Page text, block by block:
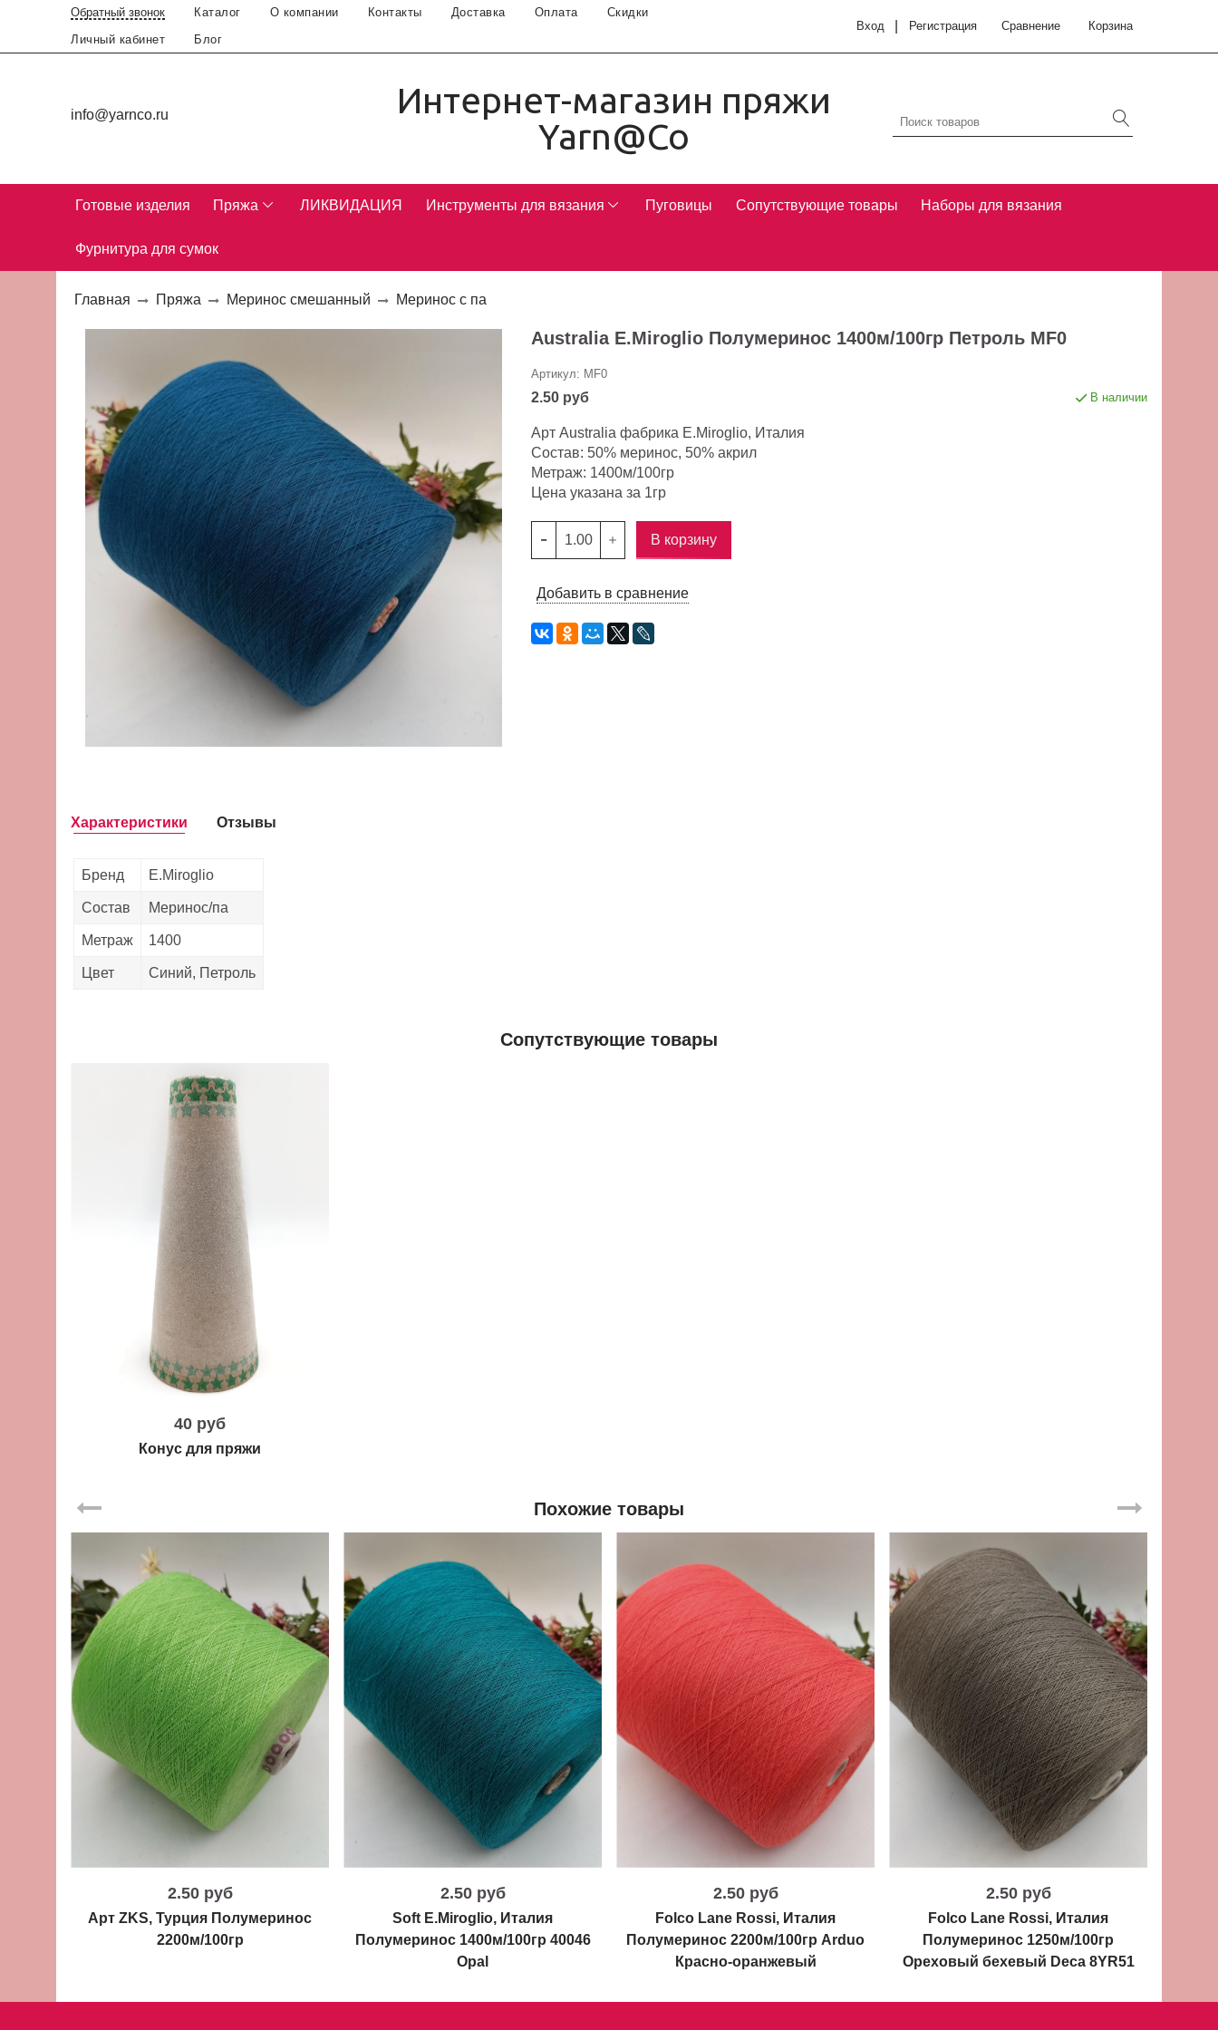
Обратный звонок Каталог О компании Контакты Доставка Оплата Скидки
Личный кабинет Блог
Вход Регистрация Сравнение Корзина
info@yarnco.ru
Интернет-магазин пряжи
Yarn@Co
Готовые изделия Пряжа ЛИКВИДАЦИЯ Инструменты для вязания Пуговицы Сопутствующие товары Наборы для вязания
Фурнитура для сумок
Главная Пряжа Меринос смешанный Меринос с па
Australia E.Miroglio Полумеринос 1400м/100гр Петроль MF0
Артикул: MF0
2.50 руб В наличии
Арт Australia фабрика E.Miroglio, Италия
Состав: 50% меринос, 50% акрил
Метраж: 1400м/100гр
Цена указана за 1гр
В корзину
Добавить в сравнение
Характеристики
Бренд E.Miroglio
Состав Меринос/па
Метраж 1400
Цвет Синий, Петроль
Отзывы
Сопутствующие товары
40 руб
Конус для пряжи
Похожие товары
2.50 руб
Арт ZKS, Турция Полумеринос
2200м/100гр
2.50 руб
Soft E.Miroglio, Италия
Полумеринос 1400м/100гр 40046
Opal
2.50 руб
Folco Lane Rossi, Италия
Полумеринос 2200м/100гр Arduo
Красно-оранжевый
2.50 руб
Folco Lane Rossi, Италия
Полумеринос 1250м/100гр
Ореховый бехевый Deca 8YR51